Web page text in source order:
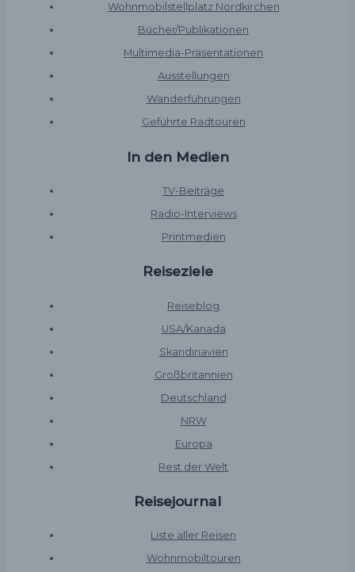
Wohnmobilstellplatz Nordkirchen
Bücher/Publikationen
Multimedia-Präsentationen
Ausstellungen
Wanderführungen
Geführte Radtouren
In den Medien
TV-Beiträge
Radio-Interviews
Printmedien
Reiseziele
Reiseblog
USA/Kanada
Skandinavien
Großbritannien
Deutschland
NRW
Europa
Rest der Welt
Reisejournal
Liste aller Reisen
Wohnmobiltouren